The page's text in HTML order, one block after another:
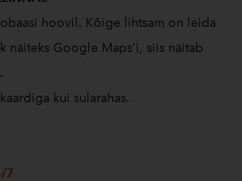
hoovil. Kõige lihtsam on leida
näiteks Google Maps'i, siis näitab
kui sularahas.
7